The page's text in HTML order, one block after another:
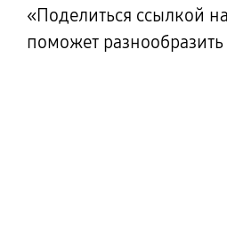
«Поделиться ссылкой
поможет